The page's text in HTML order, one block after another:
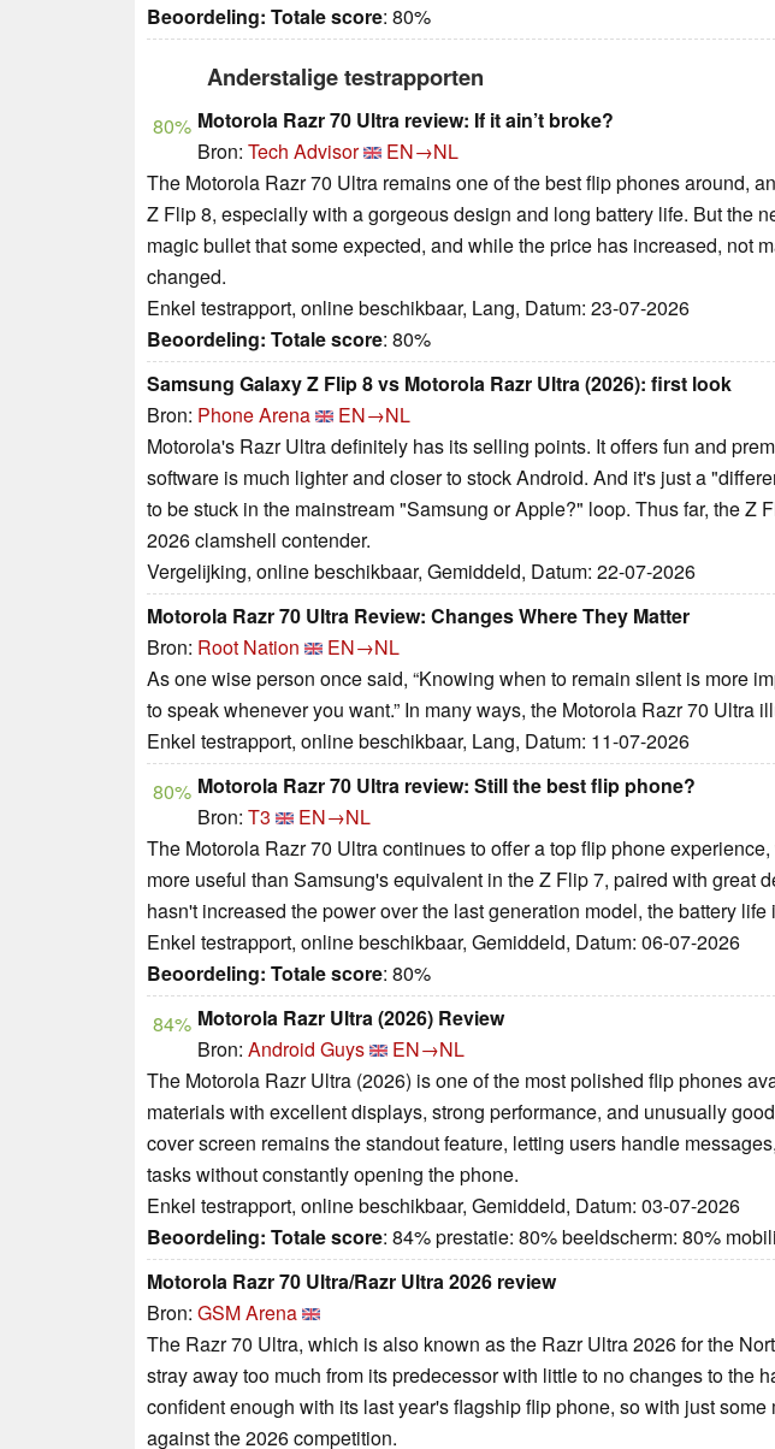
Beoordeling: Totale score: 80%
Anderstalige testrapporten
80% Motorola Razr 70 Ultra review: If it ain’t broke?
Bron: Tech Advisor
EN→NL
The Motorola Razr 70 Ultra remains one of the best flip phones around,
Z Flip 8, especially with a gorgeous design and long battery life. But the
magic bullet that some expected, and while the price has increased, not
changed.
Enkel testrapport, online beschikbaar, Lang, Datum: 23-07-2026
Beoordeling: Totale score: 80%
Samsung Galaxy Z Flip 8 vs Motorola Razr Ultra (2026): first look
Bron: Phone Arena
EN→NL
Motorola's Razr Ultra definitely has its selling points. It offers fun and
software is much lighter and closer to stock Android. And it's just a
to be stuck in the mainstream "Samsung or Apple?" loop. Thus far, the Z
2026 clamshell contender.
Vergelijking, online beschikbaar, Gemiddeld, Datum: 22-07-2026
Motorola Razr 70 Ultra Review: Changes Where They Matter
Bron: Root Nation
EN→NL
As one wise person once said, “Knowing when to remain silent is more
to speak whenever you want.” In many ways, the Motorola Razr 70 Ultra
Enkel testrapport, online beschikbaar, Lang, Datum: 11-07-2026
80% Motorola Razr 70 Ultra review: Still the best flip phone?
Bron: T3
EN→NL
The Motorola Razr 70 Ultra continues to offer a top flip phone
more useful than Samsung's equivalent in the Z Flip 7, paired with great
hasn't increased the power over the last generation model, the battery
Enkel testrapport, online beschikbaar, Gemiddeld, Datum: 06-07-2026
Beoordeling: Totale score: 80%
84% Motorola Razr Ultra (2026) Review
Bron: Android Guys
EN→NL
The Motorola Razr Ultra (2026) is one of the most polished flip phones
materials with excellent displays, strong performance, and unusually
cover screen remains the standout feature, letting users handle
tasks without constantly opening the phone.
Enkel testrapport, online beschikbaar, Gemiddeld, Datum: 03-07-2026
Beoordeling: Totale score: 84% prestatie: 80% beeldscherm: 80%
Motorola Razr 70 Ultra/Razr Ultra 2026 review
Bron: GSM Arena
The Razr 70 Ultra, which is also known as the Razr Ultra 2026 for the
stray away too much from its predecessor with little to no changes to the
confident enough with its last year's flagship flip phone, so with just
against the 2026 competition.